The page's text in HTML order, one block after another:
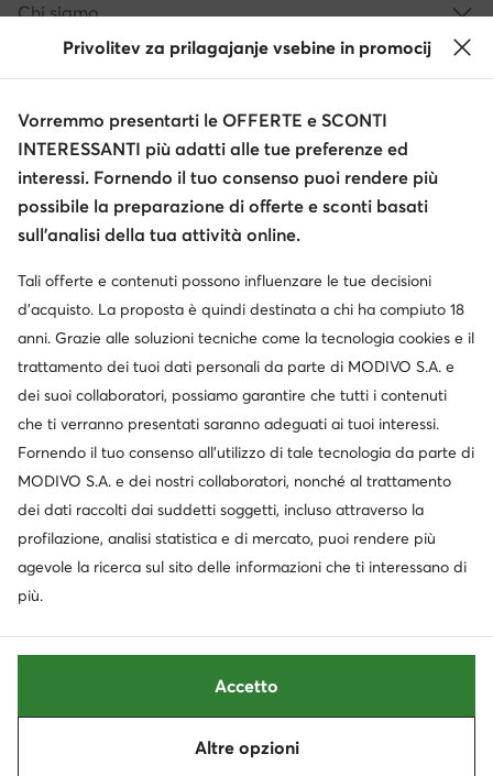
Cambia paese: Italia (IT)
Chi siamo
© escarpe.it 2026
Modifica impostazioni
Informativa sulla privacy
Protezione dei dati
Privolitev za prilagajanje vsebine in promocij
Vorremmo presentarti le OFFERTE e SCONTI
INTERESSANTI più adatti alle tue preferenze ed
interessi. Fornendo il tuo consenso puoi rendere più
possibile la preparazione di offerte e sconti basati
sull’analisi della tua attività online.
Tali offerte e contenuti possono influenzare le tue decisioni
d’acquisto. La proposta è quindi destinata a chi ha compiuto 18
anni. Grazie alle soluzioni tecniche come la tecnologia cookies e il
trattamento dei tuoi dati personali da parte di MODIVO S.A. e
dei suoi collaboratori, possiamo garantire che tutti i contenuti
che ti verranno presentati saranno adeguati ai tuoi interessi.
Fornendo il tuo consenso all’utilizzo di tale tecnologia da parte di
MODIVO S.A. e dei nostri collaboratori, nonché al trattamento
dei dati raccolti dai suddetti soggetti, incluso attraverso la
profilazione, analisi statistica e di mercato, puoi rendere più
agevole la ricerca sul sito delle informazioni che ti interessano di
più.
Altre opzioni
Accetto